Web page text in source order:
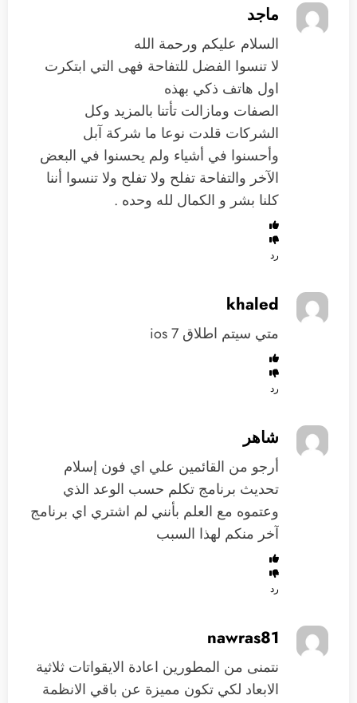
ماجد
السلام عليكم ورحمة الله
لا تنسوا الفضل للتفاحة فهى التي ابتكرت
اول هاتف ذكي بهذه
الصفات ومازالت تأتنا بالمزيد وكل
الشركات قلدت نوعا ما شركة آبل
وأحسنوا في أشياء ولم يحسنوا في البعض
الآخر والتفاحة تفلح ولا تفلح ولا تنسوا أننا
كلنا بشر و الكمال لله وحده .
رد
khaled
متي سيتم اطلاق ios 7
رد
شاهر
أرجو من القائمين علي اي فون إسلام
تحديث برنامج تكلم حسب الوعد الذي
وعتموه مع العلم بأنني لم اشتري اي برنامج
آخر منكم لهذا السبب
رد
nawras81
نتمنى من المطورين اعادة الايقواتات ثلاثية
الابعاد لكي تكون مميزة عن باقي الانظمة